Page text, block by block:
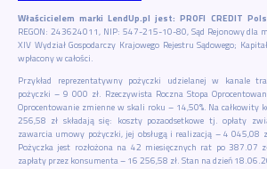
Właścicielem marki LendUp.pl jest: PROFI CREDIT
REGON: 243624011, NIP: 547-215-10-80, Sąd Rejonowy dla
XIV Wydział Gospodarczy Krajowego Rejestru Sądowego;
wpłacony w całości.
Przykład reprezentatywny pożyczki udzielanej w kanale
pożyczki – 9 000 zł. Rzeczywista Roczna Stopa
Oprocentowanie zmienne w skali roku – 14,50%. Na całkowity
256,58 zł składają się: koszty pozaodsetkowe tj. opłaty
zawarcia umowy pożyczki, jej obsługą i realizacją – 4 045,08
Pożyczka jest rozłożona na 42 miesięcznych rat po 387.07
zapłaty przez konsumenta – 16 256,58 zł. Stan na dzień